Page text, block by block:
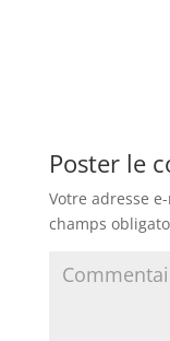
Poster le
Votre adresse
champs